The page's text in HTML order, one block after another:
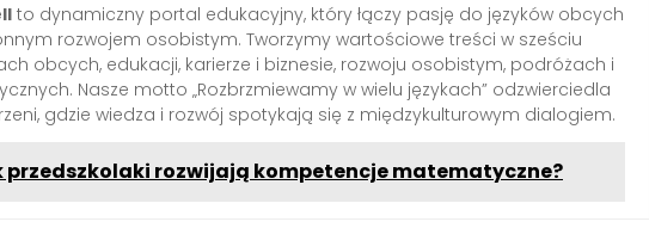
to dynamiczny portal edukacyjny, który łączy pasję do języków obcych
rozwojem osobistym. Tworzymy wartościowe treści w sześciu
obcych, edukacji, karierze i biznesie, rozwoju osobistym, podróżach i
Nasze motto „Rozbrzmiewamy w wielu językach” odzwierciedla
gdzie wiedza i rozwój spotykają się z międzykulturowym dialogiem.
przedszkolaki rozwijają kompetencje matematyczne?